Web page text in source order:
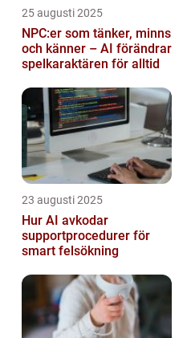
25 augusti 2025
NPC:er som tänker, minns
och känner – AI förändrar
spelkaraktären för alltid
23 augusti 2025
Hur AI avkodar
supportprocedurer för
smart felsökning